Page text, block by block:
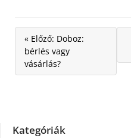
« Előző: Doboz:
bérlés vagy
vásárlás?
Kategóriák